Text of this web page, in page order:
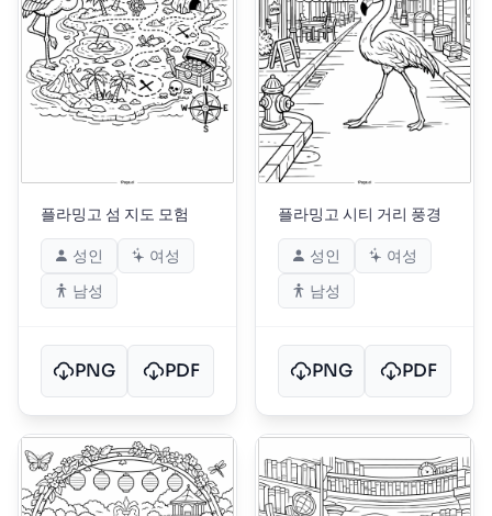
플라밍고 섬 지도 모험
성인
여성
남성
PNG PDF
플라밍고 시티 거리 풍경
성인
여성
남성
PNG PDF